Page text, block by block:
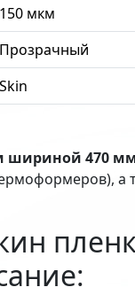
150 мкм
Прозрачный
Skin
шириной 470
а